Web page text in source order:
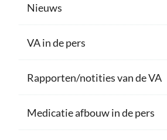
Nieuws
VA in de pers
Rapporten/notities van de VA
Medicatie afbouw in de pers